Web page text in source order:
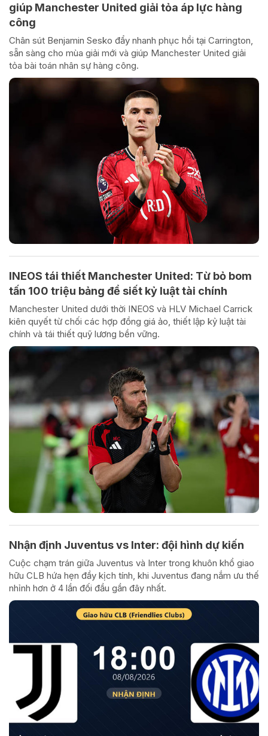
giúp Manchester United giải tỏa áp lực hàng
công
Chân sút Benjamin Sesko đẩy nhanh phục hồi tại Carrington,
sẵn sàng cho mùa giải mới và giúp Manchester United giải
tỏa bài toán nhân sự hàng công.
INEOS tái thiết Manchester United: Từ bỏ bom
tấn 100 triệu bảng để siết kỷ luật tài chính
Manchester United dưới thời INEOS và HLV Michael Carrick
kiên quyết từ chối các hợp đồng giá ảo, thiết lập kỷ luật tài
chính và tái thiết quỹ lương bền vững.
Nhận định Juventus vs Inter: đội hình dự kiến
Cuộc chạm trán giữa Juventus và Inter trong khuôn khổ giao
hữu CLB hứa hẹn đầy kịch tính, khi Juventus đang nắm ưu thế
nhỉnh hơn ở 4 lần đối đầu gần đây nhất.